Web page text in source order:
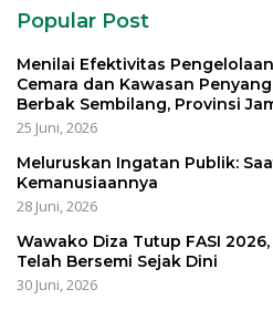
Popular Post
Menilai Efektivitas
Cemara dan Kawasan
Berbak Sembilang, Provinsi
25 Juni, 2026
Meluruskan Ingatan Publik:
Kemanusiaannya
28 Juni, 2026
Wawako Diza Tutup FASI
Telah Bersemi Sejak Dini
30 Juni, 2026